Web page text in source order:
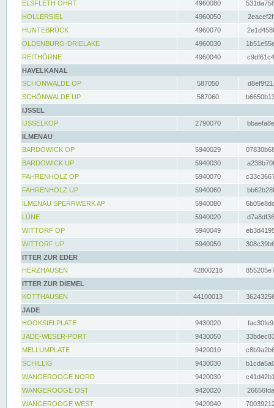
ELSFLETH OHRT
4960080
HOLLERSIEL
4960050
HUNTEBRÜCK
4960070
OLDENBURG-DRIELAKE
4960030
REITHÖRNE
4960040
HAVELKANAL
SCHÖNWALDE OP
587050
SCHÖNWALDE UP
587060
IJSSEL
IJSSELKOP
2790070
ILMENAU
BARDOWICK OP
5940029
BARDOWICK UP
5940030
FAHRENHOLZ OP
5940070
FAHRENHOLZ UP
5940060
ILMENAU SPERRWERK AP
5940080
LÜNE
5940020
WITTORF OP
5940049
WITTORF UP
5940050
ITTER ZUR EDER
HERZHAUSEN
42800218
ITTER ZUR DIEMEL
KOTTHAUSEN
44100013
JADE
HOOKSIELPLATE
9430020
JADE-WESER-PORT
9430050
MELLUMPLATE
9420010
SCHILLIG
9430030
WANGEROOGE NORD
9420030
WANGEROOGE OST
9420020
WANGEROOGE WEST
9420040